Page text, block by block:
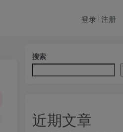
登录 注册
搜索
近期文章